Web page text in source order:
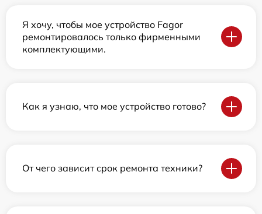
Я хочу, чтобы мое устройство Fagor
ремонтировалось только фирменными
комплектующими.
Как я узнаю, что мое устройство готово?
От чего зависит срок ремонта техники?